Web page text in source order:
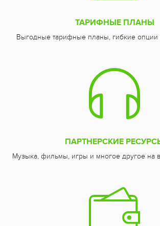
ТАРИФНЫЕ ПЛАНЫ
Выгодные тарифные планы, гибкие
ПАРТНЕРСКИЕ
Музыка, фильмы, игры и многое другое на